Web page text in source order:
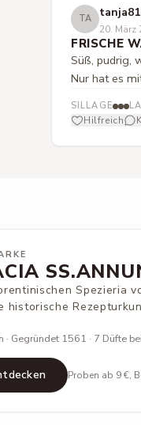
TA tanja81
20. März
FRISCHE
Süß, pudrig,
Nur hat es
SILLAGE
Hilfreich
Spezieria
historische
· Gegründet 1561 · 7 Düfte
Proben ab 9 €,